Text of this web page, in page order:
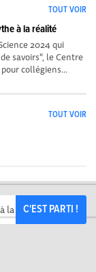
TOUT VOIR
à la réalité
2024 qui
savoirs", le Centre
collégiens...
TOUT VOIR
C'EST PARTI !